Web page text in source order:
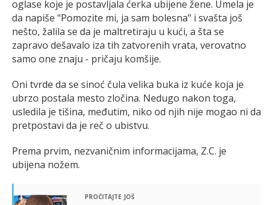
oglase koje je postavljala ćerka ubijene žene. Umela je
da napiše "Pomozite mi, ja sam bolesna" i svašta još
nešto, žalila se da je maltretiraju u kući, a šta se
zapravo dešavalo iza tih zatvorenih vrata, verovatno
samo one znaju - pričaju komšije.
Oni tvrde da se sinoć čula velika buka iz kuće koja je
ubrzo postala mesto zločina. Nedugo nakon toga,
usledila je tišina, međutim, niko od njih nije mogao ni da
pretpostavi da je reč o ubistvu.
Prema prvim, nezvaničnim informacijama, Z.C. je
ubijena nožem.
pročitajte još